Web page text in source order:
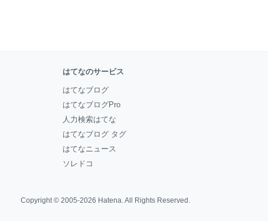
はてなのサービス
はてなブログ
はてなブログPro
人力検索はてな
はてなブログ タグ
はてなニュース
ソレドコ
Copyright © 2005-2026 Hatena. All Rights Reserved.